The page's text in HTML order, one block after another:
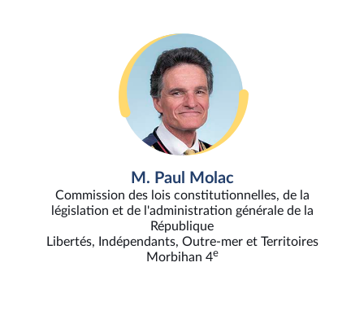
M. Paul Molac
Commission des lois constitutionnelles, de la
législation et de l'administration générale de la
République
Libertés, Indépendants, Outre-mer et Territoires
Morbihan 4e